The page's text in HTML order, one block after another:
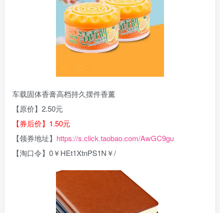
车载固体香膏高档持久摆件香薰
【原价】2.50元
【券后价】1.50元
【领券地址】 https://s.click.taobao.com/AwGC9gu
【淘口令】0￥HEt1XtnPS1N￥/